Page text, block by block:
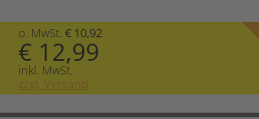
o. MwSt. € 10,92
€ 12,99
inkl. MwSt.
zzgl. Versand